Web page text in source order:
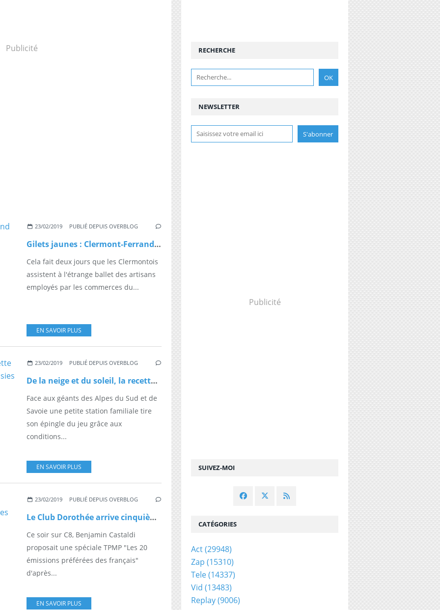
Publicité
23/02/2019 PUBLIÉ DEPUIS OVERBLOG
Gilets jaunes : Clermont-Ferrand se prépare à l’acte 15
Cela fait deux jours que les Clermontois
assistent à l'étrange ballet des artisans
employés par les commerces du...
EN SAVOIR PLUS
23/02/2019 PUBLIÉ DEPUIS OVERBLOG
De la neige et du soleil, la recette parfaite pour des vacances réussies
Face aux géants des Alpes du Sud et de
Savoie une petite station familiale tire
son épingle du jeu grâce aux
conditions...
EN SAVOIR PLUS
23/02/2019 PUBLIÉ DEPUIS OVERBLOG
Le Club Dorothée arrive cinquième dans le classement des "20 émissions préférées des français"
Ce soir sur C8, Benjamin Castaldi
proposait une spéciale TPMP "Les 20
émissions préférées des français"
d'après...
EN SAVOIR PLUS
NEWSLETTER
SUIVEZ-MOI
RECHERCHE
Publicité
CATÉGORIES
Act(29948)
Zap (15310)
Tele(14337)
Vid (13483)
Replay(9006)